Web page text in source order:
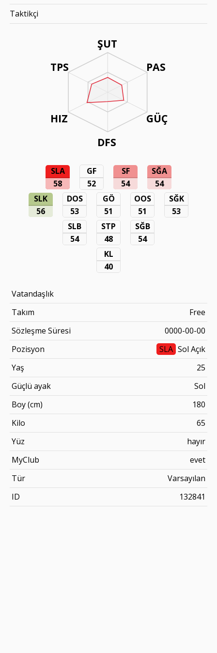
ŞUT
PAS
GÜÇ
DFS
TPS
HIZ
SLA
58
GF
52
SF
54
SĞA
54
SLK
56
DOS
53
GÖ
51
OOS
51
SĞK
53
SLB
54
STP
48
SĞB
54
KL
40
Vatandaşlık
Takım
Free
Sözleşme Süresi
0000-00-00
Pozisyon
SLA Sol Açık
Yaş
25
Güçlü ayak
Sol
Boy (cm)
180
Kilo
65
Yüz
hayır
MyClub
evet
Tür
Varsayılan
ID
132841
Taktikçi